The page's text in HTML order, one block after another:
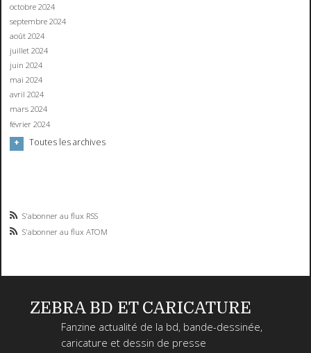
octobre 2024
septembre 2024
août 2024
juillet 2024
juin 2024
mai 2024
avril 2024
mars 2024
février 2024
Toutes les archives
S'abonner au flux RSS
S'abonner au flux ATOM
ZEBRA BD ET CARICATURE
Fanzine actualité de la bd, bande-dessinée,
caricature et dessin de presse